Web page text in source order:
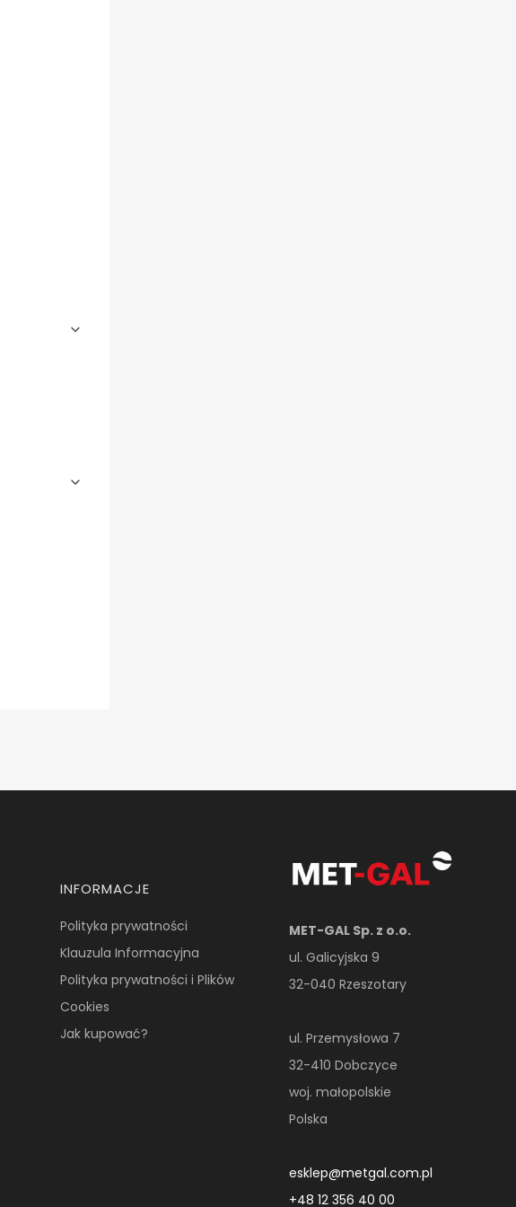
INFORMACJE
Polityka prywatności
Klauzula Informacyjna
Polityka prywatności i Plików
Cookies
Jak kupować?
MET-GAL Sp. z o.o.
ul. Galicyjska 9
32-040 Rzeszotary
ul. Przemysłowa 7
32-410 Dobczyce
woj. małopolskie
Polska
esklep@metgal.com.pl
+48 12 356 40 00